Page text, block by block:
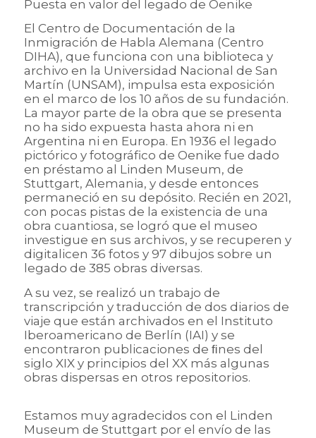
Puesta en valor del legado de Oenike
El Centro de Documentación de la
Inmigración de Habla Alemana (Centro
DIHA), que funciona con una biblioteca y
archivo en la Universidad Nacional de San
Martín (UNSAM), impulsa esta exposición
en el marco de los 10 años de su fundación.
La mayor parte de la obra que se presenta
no ha sido expuesta hasta ahora ni en
Argentina ni en Europa. En 1936 el legado
pictórico y fotográfico de Oenike fue dado
en préstamo al Linden Museum, de
Stuttgart, Alemania, y desde entonces
permaneció en su depósito. Recién en 2021,
con pocas pistas de la existencia de una
obra cuantiosa, se logró que el museo
investigue en sus archivos, y se recuperen y
digitalicen 36 fotos y 97 dibujos sobre un
legado de 385 obras diversas.
A su vez, se realizó un trabajo de
transcripción y traducción de dos diarios de
viaje que están archivados en el Instituto
Iberoamericano de Berlín (IAI) y se
encontraron publicaciones de ﬁnes del
siglo XIX y principios del XX más algunas
obras dispersas en otros repositorios.
Estamos muy agradecidos con el Linden
Museum de Stuttgart por el envío de las